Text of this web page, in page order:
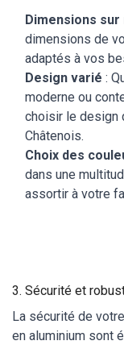
Dimensions sur
dimensions de
adaptés à vos
Design varié :
moderne ou
choisir le design
Châtenois.
Choix des
dans une
assortir à votre
3. Sécurité et
La sécurité de
en aluminium sont